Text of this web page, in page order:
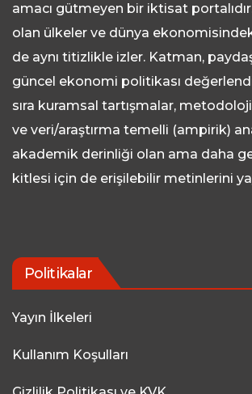
amacı gütmeyen bir iktisat
olan ülkeler ve dünya
de aynı titizlikle izler. Katman,
güncel ekonomi politikası
sıra kuramsal tartışmalar,
ve veri/araştırma temelli (ampirik)
akademik derinliği olan ama daha
kitlesi için de erişilebilir metinlerini
Politikalar
Yayın İlkeleri
Kullanım Koşulları